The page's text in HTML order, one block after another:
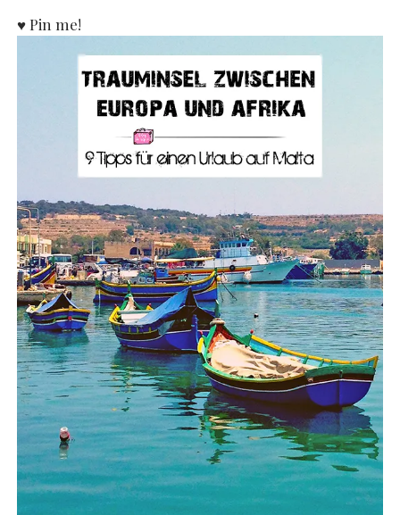
♥ Pin me!